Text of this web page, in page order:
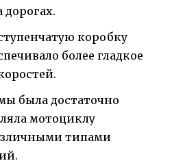
коробку
более гладкое
была достаточно
мотоциклу
типами